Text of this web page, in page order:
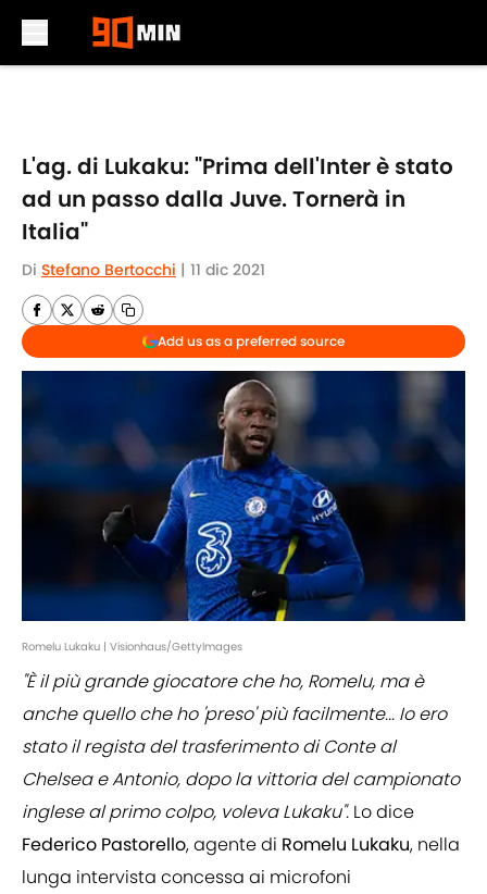
L'ag. di Lukaku: "Prima dell'Inter è stato
ad un passo dalla Juve. Tornerà in
Italia"
Di Stefano Bertocchi | 11 dic 2021
Add us as a preferred source
Romelu Lukaku | Visionhaus/GettyImages
"È il più grande giocatore che ho, Romelu, ma è
anche quello che ho 'preso' più facilmente... Io ero
stato il regista del trasferimento di Conte al
Chelsea e Antonio, dopo la vittoria del campionato
inglese al primo colpo, voleva Lukaku". Lo dice
Federico Pastorello, agente di Romelu Lukaku, nella
lunga intervista concessa ai microfoni